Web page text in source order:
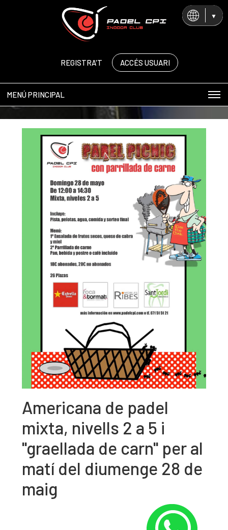
CA
REGISTRA'T ACCÉS USUARI
MENÚ PRINCIPAL
Americana de padel
mixta, nivells 2 a 5 i
"graellada de carn" per al
matí del diumenge 28 de
maig